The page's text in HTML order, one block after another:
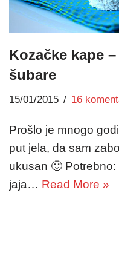
Kozačke kape
šubare
15/01/2015 16
Prošlo je mnogo
put jela, da sam
ukusan 🙂
jaja… Read More »